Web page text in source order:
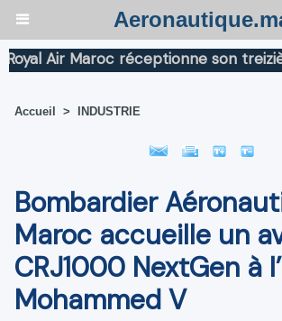
Air Maroc réceptionne son treizième
Accueil > INDUSTRIE
Bombardier
Maroc accueille un
CRJ1000 NextGen à
Mohammed V